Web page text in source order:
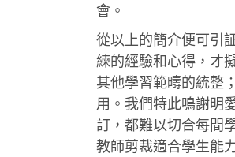
會。
從以上的簡介便可引
練的經驗和心得，才
其他學習範疇的統整
用。我們特此鳴謝明
訂，都難以切合每間
教師剪裁適合學生能